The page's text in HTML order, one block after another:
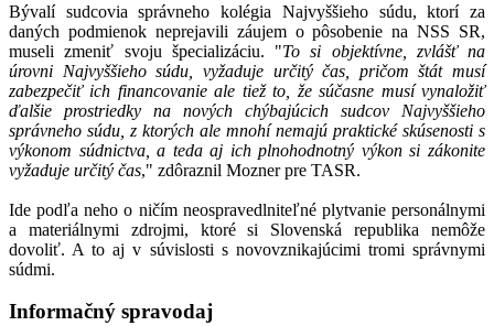
Bývalí sudcovia správneho kolégia Najvyššieho súdu, ktorí za
daných podmienok neprejavili záujem o pôsobenie na NSS SR,
museli zmeniť svoju špecializáciu. "To si objektívne, zvlášť na
úrovni Najvyššieho súdu, vyžaduje určitý čas, pričom štát musí
zabezpečiť ich financovanie ale tiež to, že súčasne musí vynaložiť
ďalšie prostriedky na nových chýbajúcich sudcov Najvyššieho
správneho súdu, z ktorých ale mnohí nemajú praktické skúsenosti s
výkonom súdnictva, a teda aj ich plnohodnotný výkon si zákonite
vyžaduje určitý čas," zdôraznil Mozner pre TASR.
Ide podľa neho o ničím neospravedlniteľné plytvanie personálnymi
a materiálnymi zdrojmi, ktoré si Slovenská republika nemôže
dovoliť. A to aj v súvislosti s novovznikajúcimi tromi správnymi
súdmi.
Informačný spravodaj